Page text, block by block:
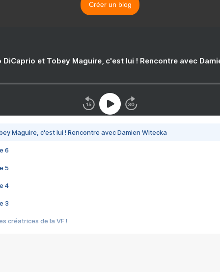
Créer un blog
DiCaprio et Tobey Maguire, c'est lui ! Rencontre avec
Maguire, c'est lui ! Rencontre avec Damien Witecka
6
5
4
3
créatrices de la VF !